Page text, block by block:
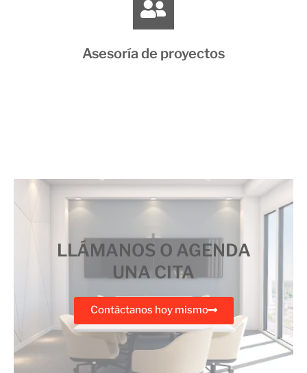
Asesoría de proyectos
LLÁMANOS O AGENDA
UNA CITA
Contáctanos hoy mismo